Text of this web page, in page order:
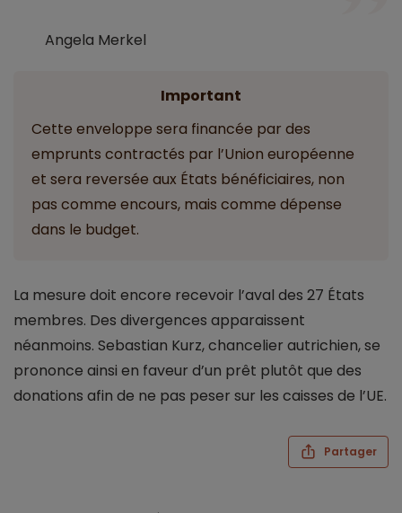
Angela Merkel
Important
Cette enveloppe sera financée par des
emprunts contractés par l’Union européenne
et sera reversée aux États bénéficiaires, non
pas comme encours, mais comme dépense
dans le budget.
La mesure doit encore recevoir l’aval des 27 États
membres. Des divergences apparaissent
néanmoins. Sebastian Kurz, chancelier autrichien, se
prononce ainsi en faveur d’un prêt plutôt que des
donations afin de ne pas peser sur les caisses de l’UE.
Partager